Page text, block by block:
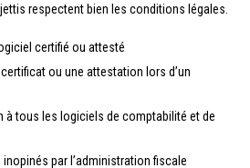
respectent bien les conditions légales.
certifié ou attesté
ou une attestation lors d’un
à tous les logiciels de comptabilité et de
par l’administration fiscale